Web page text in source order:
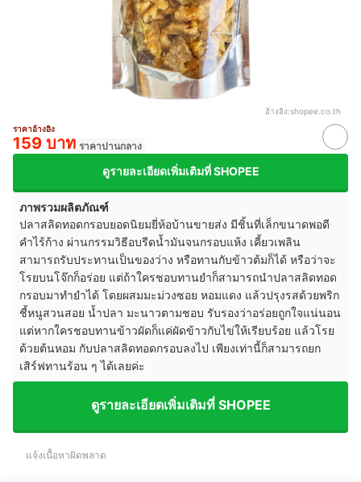
อ้างอิง:shopee.co.th
ราคาอ้างอิง
159 บาท ราคาปานกลาง
ดูรายละเอียดเพิ่มเติมที่ SHOPEE
ภาพรวมผลิตภัณฑ์
ปลาสลิดทอดกรอบยอดนิยมยี่ห้อบ้านขายส่ง มีชิ้นที่เล็กขนาดพอดี
คำไร้ก้าง ผ่านกรรมวิธีอบรีดน้ำมันจนกรอบแห้ง เคี้ยวเพลิน
สามารถรับประทานเป็นของว่าง หรือทานกับข้าวต้มก็ได้ หรือว่าจะ
โรยบนโจ๊กก็อร่อย แต่ถ้าใครชอบทานยำก็สามารถนำปลาสลิดทอด
กรอบมาทำยำได้ โดยผสมมะม่วงซอย หอมแดง แล้วปรุงรสด้วยพริก
ชี้หนูสวนสอย น้ำปลา มะนาวตามชอบ รับรองว่าอร่อยถูกใจแน่นอน
แต่หากใครชอบทานข้าวผัดก็แค่ผัดข้าวกับไข่ให้เรียบร้อย แล้วโรย
ด้วยต้นหอม กับปลาสลิดทอดกรอบลงไป เพียงเท่านี้ก็สามารถยก
เสิร์ฟทานร้อน ๆ ได้เลยค่ะ
ดูรายละเอียดเพิ่มเติมที่ SHOPEE
แจ้งเนื้อหาผิดพลาด